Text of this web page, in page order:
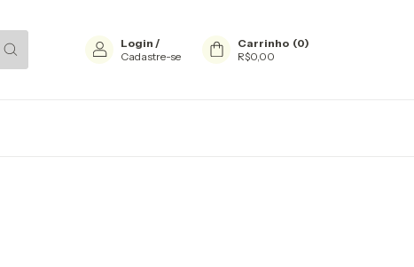
Login /
Cadastre-se
Carrinho (0)
R$0,00